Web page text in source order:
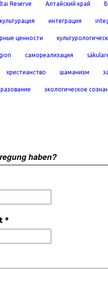
Reserve Алтайский край
интеграция
ценности
самореализация
христианство шаманизм
экологическое
haben?
*